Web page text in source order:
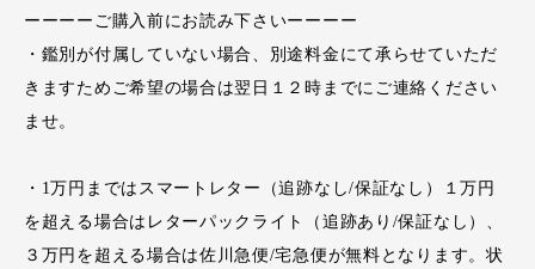
ーーーーご購入前にお読み下さいーーーー
・鑑別が付属していない場合、別途料金にて承らせていただ
きますためご希望の場合は翌日１２時までにご連絡ください
ませ。
・1万円まではスマートレター（追跡なし/保証なし）１万円
を超える場合はレターパックライト（追跡あり/保証なし）、
３万円を超える場合は佐川急便/宅急便が無料となります。状